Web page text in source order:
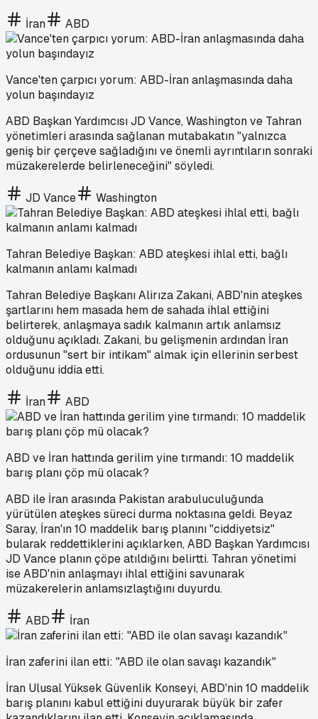
İran ABD
Vance'ten çarpıcı yorum: ABD-İran anlaşmasında daha
yolun başındayız
ABD Başkan Yardımcısı JD Vance, Washington ve Tahran
yönetimleri arasında sağlanan mutabakatın "yalnızca
geniş bir çerçeve sağladığını ve önemli ayrıntıların sonraki
müzakerelerde belirleneceğini" söyledi.
JD Vance Washington
Tahran Belediye Başkan: ABD ateşkesi ihlal etti, bağlı
kalmanın anlamı kalmadı
Tahran Belediye Başkanı Alirıza Zakani, ABD'nin ateşkes
şartlarını hem masada hem de sahada ihlal ettiğini
belirterek, anlaşmaya sadık kalmanın artık anlamsız
olduğunu açıkladı. Zakani, bu gelişmenin ardından İran
ordusunun "sert bir intikam" almak için ellerinin serbest
olduğunu iddia etti.
İran ABD
ABD ve İran hattında gerilim yine tırmandı: 10 maddelik
barış planı çöp mü olacak?
ABD ile İran arasında Pakistan arabuluculuğunda
yürütülen ateşkes süreci durma noktasına geldi. Beyaz
Saray, İran'ın 10 maddelik barış planını "ciddiyetsiz"
bularak reddettiklerini açıklarken, ABD Başkan Yardımcısı
JD Vance planın çöpe atıldığını belirtti. Tahran yönetimi
ise ABD'nin anlaşmayı ihlal ettiğini savunarak
müzakerelerin anlamsızlaştığını duyurdu.
ABD İran
İran zaferini ilan etti: "ABD ile olan savaşı kazandık"
İran Ulusal Yüksek Güvenlik Konseyi, ABD'nin 10 maddelik
barış planını kabul ettiğini duyurarak büyük bir zafer